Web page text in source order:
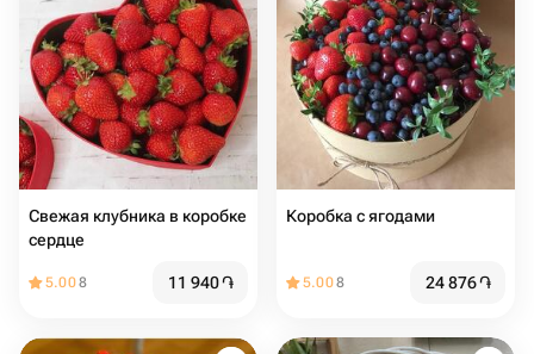
Свежая клубника в коробке
сердце
5.008 11 940֏
Коробка с ягодами
5.008 24 876֏